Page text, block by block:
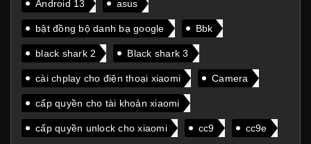
Android 13 asus
bật đồng bộ danh bạ google Bbk
black shark 2 Black shark 3
cài chplay cho điện thoại xiaomi Camera
cấp quyền cho tài khoản xiaomi
cấp quyền unlock cho xiaomi cc9 cc9e